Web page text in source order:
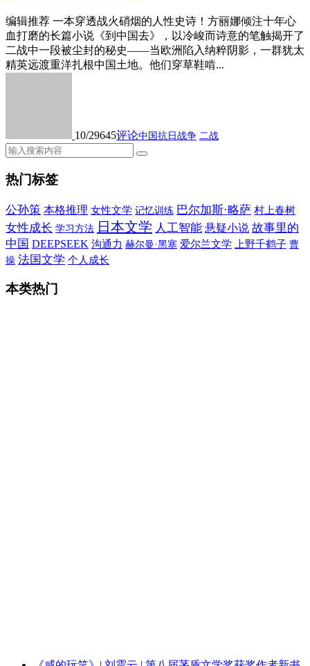
编辑推荐 一本穿透战火硝烟的人性史诗！方丽娜倾注十年心
血打磨的长篇小说《到中国去》，以冷峻而诗意的笔触揭开了
二战中一段被尘封的秘史——当欧洲陷入纳粹阴影，一群犹太
精英远渡重洋扎根中国土地。他们穿草鞋啃...
10/29645评论中国抗日战争 二战
热门标签
公孙策 本格推理 女性文学 记忆训练 巴尔加斯·略萨 村上春树
女性成长 学习方法 日本文学 人工智能 悬疑小说 故事里的
中国 DEEPSEEK 沟通力 赫尔曼·黑塞 爱尔兰文学 上野千鹤子 曹
操 法国文学 个人成长
本类热门